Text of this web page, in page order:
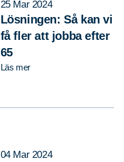
25 Mar 2024
Lösningen: Så kan vi
få fler att jobba efter
65
Läs mer
04 Mar 2024